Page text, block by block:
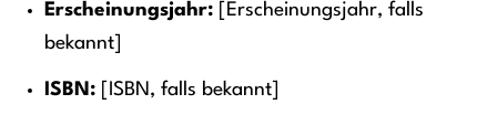
Erscheinungsjahr:[Erscheinungsjahr, falls
bekannt]
ISBN:[ISBN, falls bekannt]